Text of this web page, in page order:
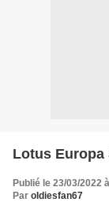
Lotus Europa
Publié le 23/03/2022
Par oldiesfan67